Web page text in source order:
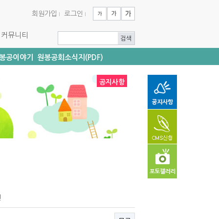
회원가입 로그인
커뮤니티
공이야기 원봉공회소식지(PDF)
공지사항